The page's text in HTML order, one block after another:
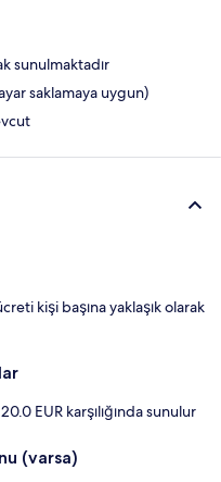
sunulmaktadır
saklamaya uygun)
kişi başına yaklaşık olarak
EUR karşılığında sunulur
(varsa)